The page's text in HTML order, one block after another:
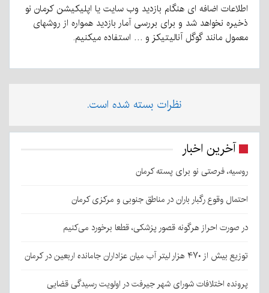
اطلاعات اضافه ای هنگام بازدید وب سایت یا اپلیکیشن کرمان نو
ذخیره نخواهد شد و برای بررسی آمار بازدید همواره از روشهای
معمول مانند گوگل آنالیتیکز و … استفاده میکنیم.
نظرات بسته شده است.
آخرین اخبار
روسیه، فرصتی نو برای پسته کرمان
احتمال وقوع رگبار باران در مناطق جنوبی و مرکزی کرمان
در صورت احراز هرگونه قصور پزشکی، قطعا برخورد می‌کنیم
توزیع بیش از ۴۷۰ هزار لیتر آب میان عزاداران جامانده اربعین در کرمان
پرونده اختلافات شورای شهر جیرفت در اولویت رسیدگی قضایی